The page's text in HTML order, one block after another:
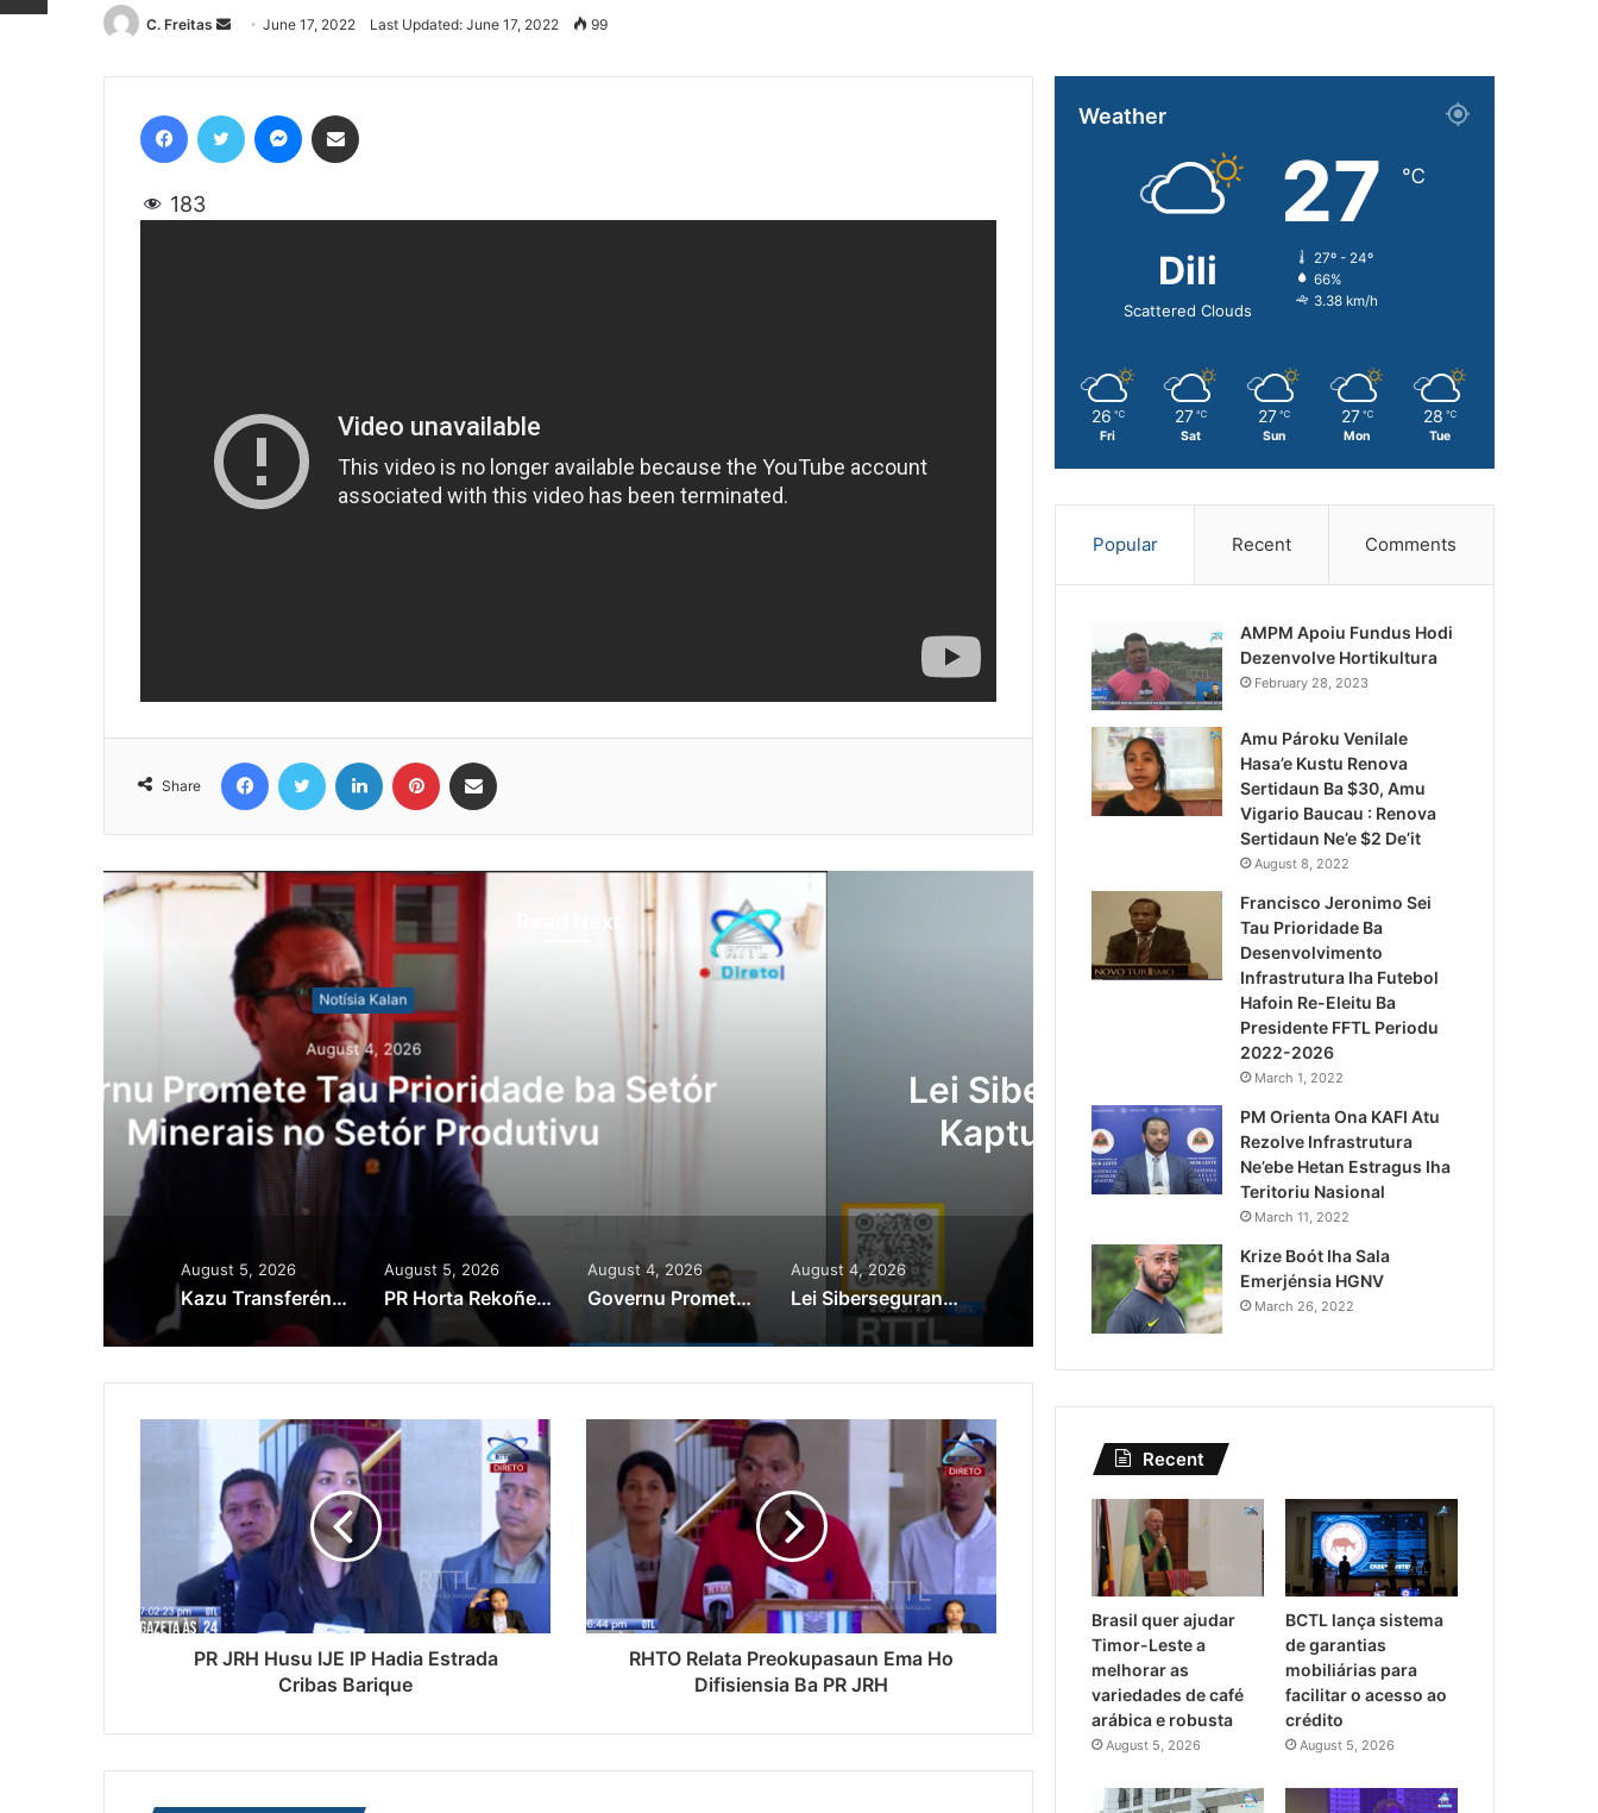
C. Freitas
Send
email
June 17, 2022 Last Updated: June 17, 2022 99
183
Share
Read Next
Lei Siberseguransa Ajuda Autoridade Polisiál
Kaptura Autór Kriminozu ho Paradeiru Iha
Estranjeiru
Kazu Transferénsia
Singapura, Advogadu
August 5, 2026
Kazu Transferénsia Osan Millaun 42 Husi Singapura, Advogadu Sei Halo Rekursu
August 5, 2026
PR Horta Rekoñese Timoroan Sira Iha Diáspora Nia Kontribuisaun
August 4, 2026
Governu Promete Tau Prioridade ba Setór Minerais no Setór Produtivu
August 4, 2026
Lei Siberseguransa Ajuda Autoridade Polisiál Kaptura Autór Kriminozu ho Paradeiru Iha Estranjeiru
PR JRH Husu IJE IP Hadia Estrada
Cribas Barique
RHTO Relata Preokupasaun Ema Ho
Difisiensia Ba PR JRH
Weather
Dili
Scattered Clouds
27 ℃
27º - 24º
66%
3.38 km/h
26 ℃
Fri
27 ℃
Sat
27 ℃
Sun
27 ℃
Mon
28 ℃
Tue
Popular Recent Comments
AMPM Apoiu Fundus Hodi
Dezenvolve Hortikultura
February 28, 2023
Amu Pároku Venilale
Hasa’e Kustu Renova
Sertidaun Ba $30, Amu
Vigario Baucau : Renova
Sertidaun Ne’e $2 De’it
August 8, 2022
Francisco Jeronimo Sei
Tau Prioridade Ba
Desenvolvimento
Infrastrutura Iha Futebol
Hafoin Re-Eleitu Ba
Presidente FFTL Periodu
2022-2026
March 1, 2022
PM Orienta Ona KAFI Atu
Rezolve Infrastrutura
Ne’ebe Hetan Estragus Iha
Teritoriu Nasional
March 11, 2022
Krize Boót Iha Sala
Emerjénsia HGNV
March 26, 2022
Recent
Brasil quer ajudar
Timor-Leste a
melhorar as
variedades de café
arábica e robusta
August 5, 2026
BCTL lança sistema
de garantias
mobiliárias para
facilitar o acesso ao
crédito
August 5, 2026